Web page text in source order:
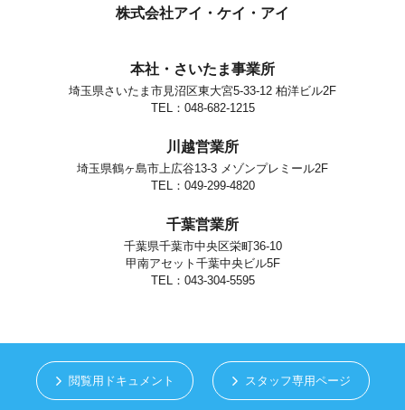
個人情報の安全対策
お客さまがご本人の個人情報の照会・修正・削除などをご希望される
場合には、ご本人であることを確認の上、対応させていただきます。
当社は、保有する個人情報に関して適用される日本の法令、その他規
範を遵守するとともに、本ポリシーの内容を適宜見直し、その改善に
当社の個人情報の取扱に関するお問い合せは下記までご連絡くださ
株式会社アイ・ケイ・アイ
株式会社アイ・ケイ・アイ
本社・さいたま事業所
埼玉県さいたま市見沼区東大宮5-33-12 柏洋ビル2F
TEL：048-682-1215
川越営業所
埼玉県鶴ヶ島市上広谷13-3 メゾンプレミール2F
TEL：049-299-4820
千葉営業所
千葉県千葉市中央区栄町36-10
甲南アセット千葉中央ビル5F
TEL：043-304-5595
閲覧用ドキュメント スタッフ専用ページ